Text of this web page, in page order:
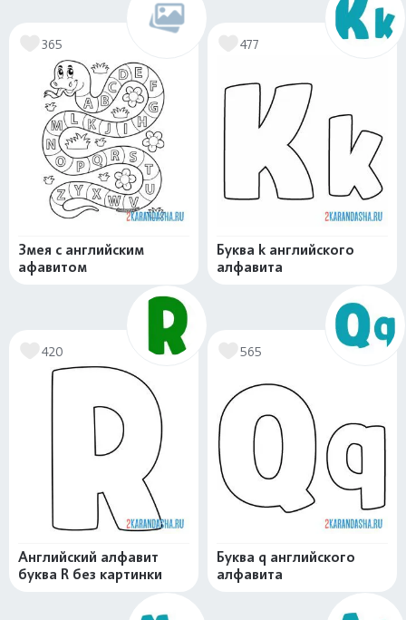
365
Змея с английским
афавитом
477
Буква k английского
алфавита
420
Английский алфавит
буква R без картинки
565
Буква q английского
алфавита